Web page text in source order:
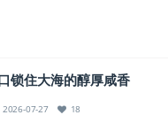
锁住大海的醇厚咸香
2026-07-27 18